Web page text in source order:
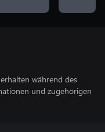
während des
und zugehörigen